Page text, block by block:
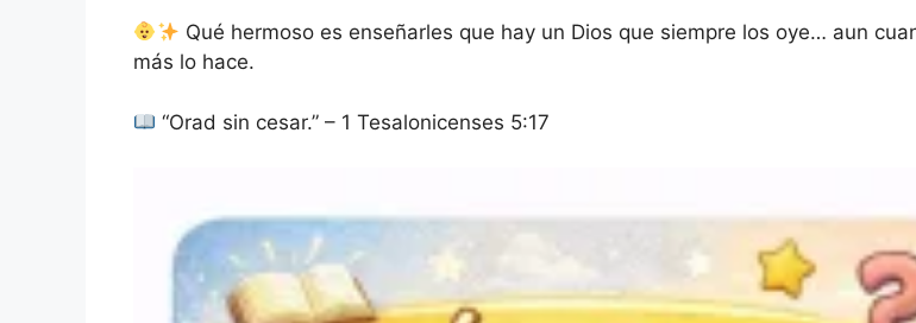
Qué hermoso es enseñarles que hay un Dios que siempre los oye… aun
más lo hace.
“Orad sin cesar.” – 1 Tesalonicenses 5:17